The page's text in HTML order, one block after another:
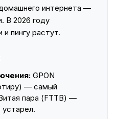
интернета —
В 2026 году
пингу растут.
GPON
— самый
пара (FTTB) —